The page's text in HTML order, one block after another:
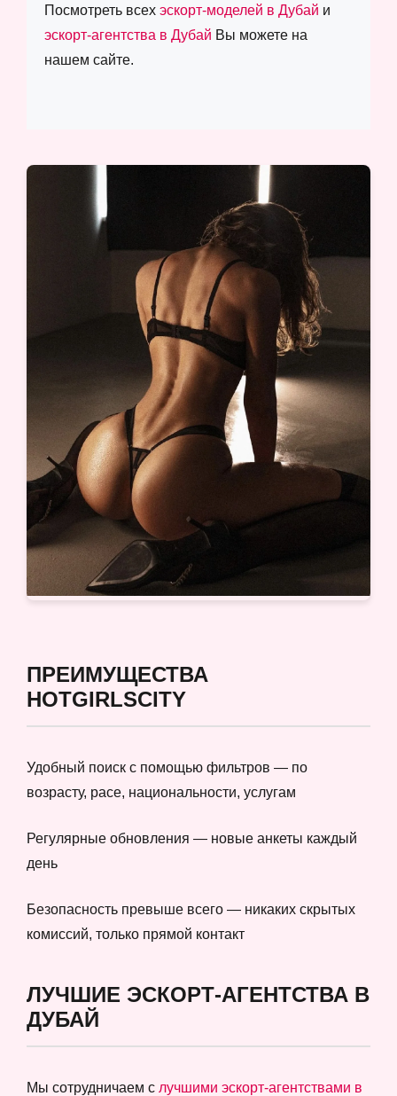
Посмотреть всех эскорт-моделей в Дубай и
эскорт-агентства в Дубай Вы можете на
нашем сайте.
ПРЕИМУЩЕСТВА
HOTGIRLSCITY
Удобный поиск с помощью фильтров — по
возрасту, расе, национальности, услугам
Регулярные обновления — новые анкеты каждый
день
Безопасность превыше всего — никаких скрытых
комиссий, только прямой контакт
ЛУЧШИЕ ЭСКОРТ-АГЕНТСТВА В
ДУБАЙ
Мы сотрудничаем с лучшими эскорт-агентствами в